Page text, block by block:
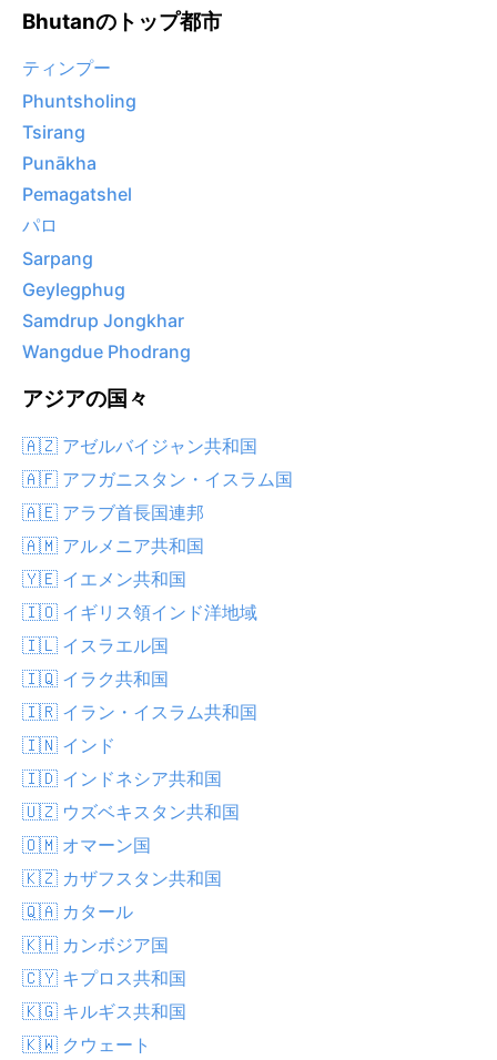
Bhutanのトップ都市
ティンプー
Phuntsholing
Tsirang
Punākha
Pemagatshel
パロ
Sarpang
Geylegphug
Samdrup Jongkhar
Wangdue Phodrang
アジアの国々
🇦🇿 アゼルバイジャン共和国
🇦🇫 アフガニスタン・イスラム国
🇦🇪 アラブ首長国連邦
🇦🇲 アルメニア共和国
🇾🇪 イエメン共和国
🇮🇴 イギリス領インド洋地域
🇮🇱 イスラエル国
🇮🇶 イラク共和国
🇮🇷 イラン・イスラム共和国
🇮🇳 インド
🇮🇩 インドネシア共和国
🇺🇿 ウズベキスタン共和国
🇴🇲 オマーン国
🇰🇿 カザフスタン共和国
🇶🇦 カタール
🇰🇭 カンボジア国
🇨🇾 キプロス共和国
🇰🇬 キルギス共和国
🇰🇼 クウェート